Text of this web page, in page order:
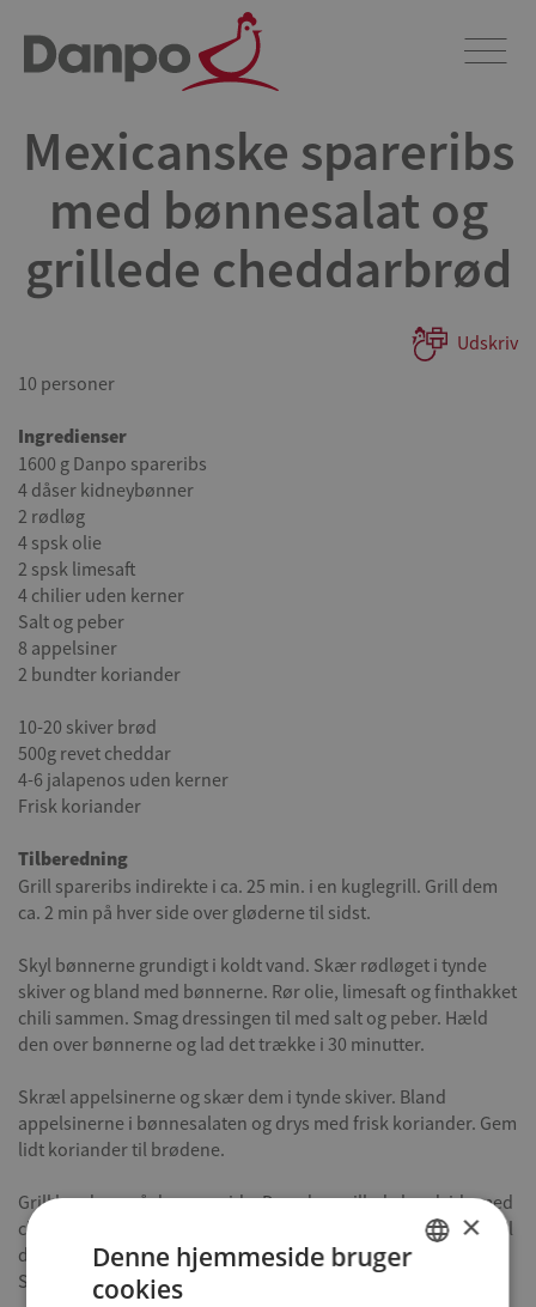
Mexicanske spareribs
med bønnesalat og
grillede cheddarbrød
Udskriv
10 personer
Ingredienser
1600 g Danpo spareribs
4 dåser kidneybønner
2 rødløg
4 spsk olie
2 spsk limesaft
4 chilier uden kerner
Salt og peber
8 appelsiner
2 bundter koriander
10-20 skiver brød
500g revet cheddar
4-6 jalapenos uden kerner
Frisk koriander
Tilberedning
Grill spareribs indirekte i ca. 25 min. i en kuglegrill. Grill dem
ca. 2 min på hver side over gløderne til sidst.
Skyl bønnerne grundigt i koldt vand. Skær rødløget i tynde
skiver og bland med bønnerne. Rør olie, limesaft og finthakket
chili sammen. Smag dressingen til med salt og peber. Hæld
den over bønnerne og lad det trække i 30 minutter.
Skræl appelsinerne og skær dem i tynde skiver. Bland
appelsinerne i bønnesalaten og drys med frisk koriander. Gem
lidt koriander til brødene.
Grill brødene på den ene side. Drys den grillede brødside med
cheddar blandet med jalapenos og koriander. Grill brødene til
de er sprøde og gyldne på undersiden og osten smeltet.
Server brødene til spareribs sammen med salat.
×
Denne hjemmeside bruger
cookies